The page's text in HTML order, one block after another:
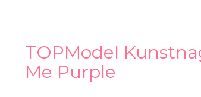
TOPModel
Me Purple